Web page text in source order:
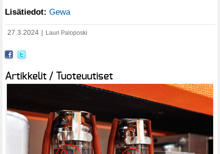
Lisätiedot: Gewa
27.3.2024 Lauri Paloposki
Artikkelit / Tuoteuutiset